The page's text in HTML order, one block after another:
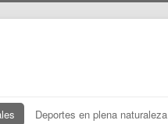
Deportes en plena naturaleza